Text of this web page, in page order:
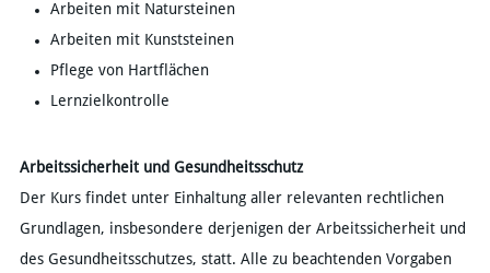
Arbeiten mit Natursteinen
Arbeiten mit Kunststeinen
Pflege von Hartflächen
Lernzielkontrolle
Arbeitssicherheit und Gesundheitsschutz
Der Kurs findet unter Einhaltung aller relevanten rechtlichen
Grundlagen, insbesondere derjenigen der Arbeitssicherheit und
des Gesundheitsschutzes, statt. Alle zu beachtenden Vorgaben